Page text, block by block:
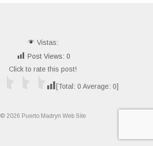
Vistas:
Post Views: 0
Click to rate this post!
[Total: 0 Average: 0]
© 2026 Puerto Madryn Web Site